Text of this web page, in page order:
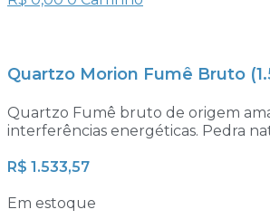
Quartzo Morion Fumê Bruto
Quartzo Fumê bruto de origem
interferências energéticas. Pedra
R$ 1.533,57
Em estoque